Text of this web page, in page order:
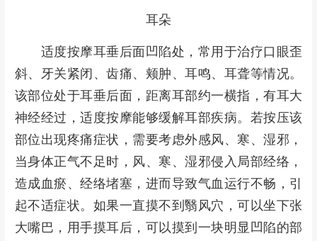
耳朵
适度按摩耳垂后面凹陷处，常用于治疗口眼歪
斜、牙关紧闭、齿痛、颊肿、耳鸣、耳聋等情况。
该部位处于耳垂后面，距离耳部约一横指，有耳大
神经经过，适度按摩能够缓解耳部疾病。若按压该
部位出现疼痛症状，需要考虑外感风、寒、湿邪，
当身体正气不足时，风、寒、湿邪侵入局部经络，
造成血瘀、经络堵塞，进而导致气血运行不畅，引
起不适症状。如果一直摸不到翳风穴，可以坐下张
大嘴巴，用手摸耳后，可以摸到一块明显凹陷的部